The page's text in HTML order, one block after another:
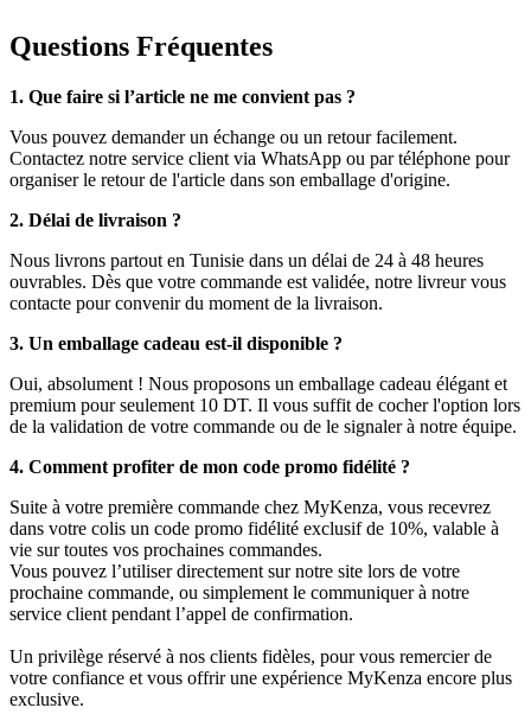
Questions Fréquentes
1. Que faire si l’article ne me convient pas ?
Vous pouvez demander un échange ou un retour facilement.
Contactez notre service client via WhatsApp ou par téléphone pour
organiser le retour de l'article dans son emballage d'origine.
2. Délai de livraison ?
Nous livrons partout en Tunisie dans un délai de 24 à 48 heures
ouvrables. Dès que votre commande est validée, notre livreur vous
contacte pour convenir du moment de la livraison.
3. Un emballage cadeau est-il disponible ?
Oui, absolument ! Nous proposons un emballage cadeau élégant et
premium pour seulement 10 DT. Il vous suffit de cocher l'option lors
de la validation de votre commande ou de le signaler à notre équipe.
4. Comment profiter de mon code promo fidélité ?
Suite à votre première commande chez MyKenza, vous recevrez
dans votre colis un code promo fidélité exclusif de 10%, valable à
vie sur toutes vos prochaines commandes.
Vous pouvez l’utiliser directement sur notre site lors de votre
prochaine commande, ou simplement le communiquer à notre
service client pendant l’appel de confirmation.
Un privilège réservé à nos clients fidèles, pour vous remercier de
votre confiance et vous offrir une expérience MyKenza encore plus
exclusive.